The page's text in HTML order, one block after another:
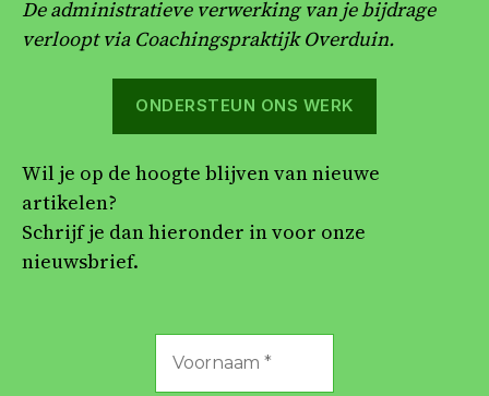
De administratieve verwerking van je bijdrage
verloopt via Coachingspraktijk Overduin.
ONDERSTEUN ONS WERK
Wil je op de hoogte blijven van nieuwe
artikelen?
Schrijf je dan hieronder in voor onze
nieuwsbrief.